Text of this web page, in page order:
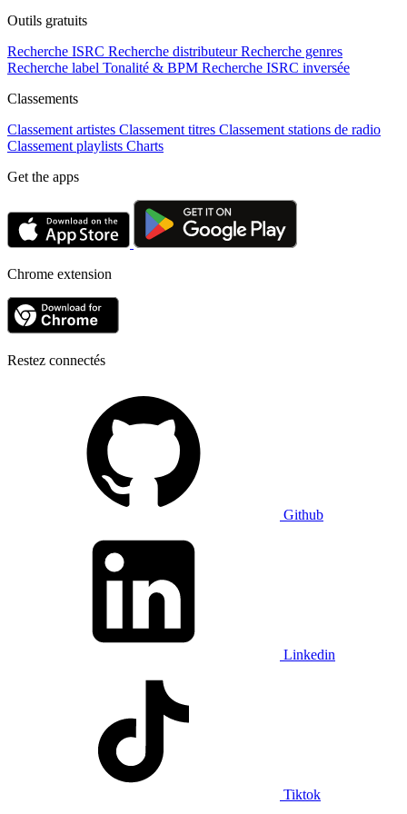
Outils gratuits
Recherche ISRC Recherche distributeur Recherche genres
Recherche label Tonalité & BPM Recherche ISRC inversée
Classements
Classement artistes Classement titres Classement stations de radio
Classement playlists Charts
Get the apps
Chrome extension
Restez connectés
Github
Linkedin
Tiktok